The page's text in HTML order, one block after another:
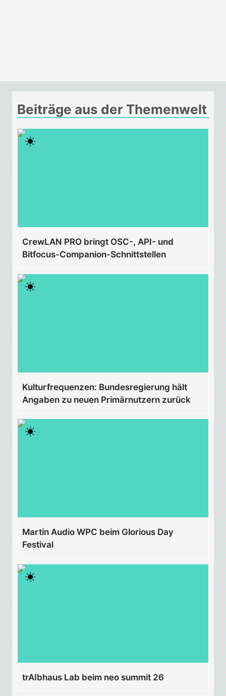
Beiträge aus der Themenwelt
CrewLAN PRO bringt OSC-, API- und
Bitfocus-Companion-Schnittstellen
Kulturfrequenzen: Bundesregierung hält
Angaben zu neuen Primärnutzern zurück
Martin Audio WPC beim Glorious Day
Festival
trAIbhaus Lab beim neo summit 26